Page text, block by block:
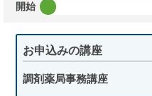
開始
お申込みの講座
調剤薬局事務講座